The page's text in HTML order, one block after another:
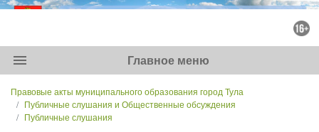
menu Главное меню
Правовые акты муниципального образования город Тула
Публичные слушания и Общественные обсуждения
Публичные слушания